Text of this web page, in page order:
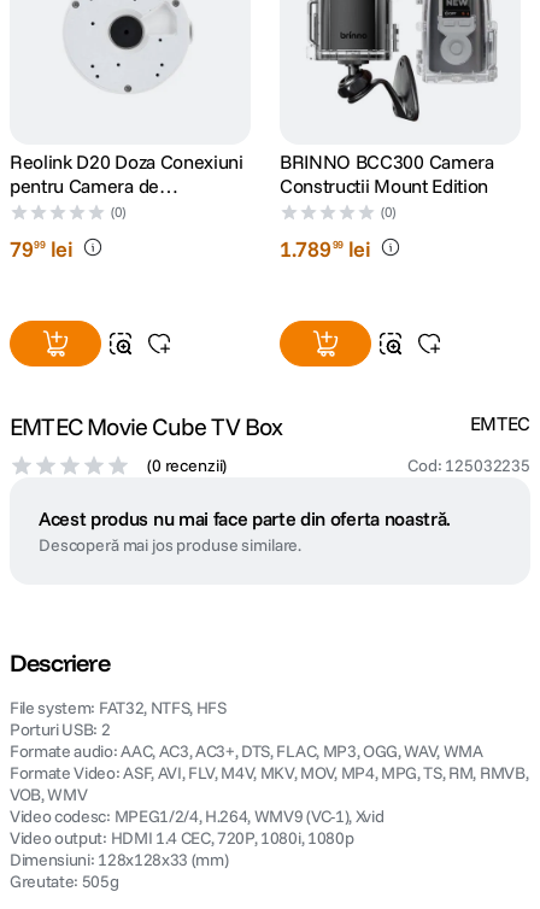
card memorie
9. dji osmo
10 . insta 360
Reolink D20 Doza Conexiuni
pentru Camera de
Supraveghere Reolink
(0)
7999 lei
BRINNO BCC300 Camera
Constructii Mount Edition
(0)
1.78999 lei
EMTEC Movie Cube TV Box
(0 recenzii) Cod: 125032235
EMTEC
Acest produs nu mai face parte din oferta noastră.
Descoperă mai jos produse similare.
Descriere
File system: FAT32, NTFS, HFS
Porturi USB: 2
Formate audio: AAC, AC3, AC3+, DTS, FLAC, MP3, OGG, WAV, WMA
Formate Video: ASF, AVI, FLV, M4V, MKV, MOV, MP4, MPG, TS, RM, RMVB,
VOB, WMV
Video codesc: MPEG1/2/4, H.264, WMV9 (VC-1), Xvid
Video output: HDMI 1.4 CEC, 720P, 1080i, 1080p
Dimensiuni: 128x128x33 (mm)
Greutate: 505g